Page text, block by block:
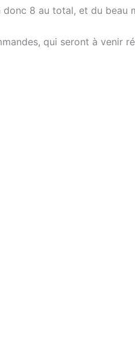
8 au total, et du beau
qui seront à venir